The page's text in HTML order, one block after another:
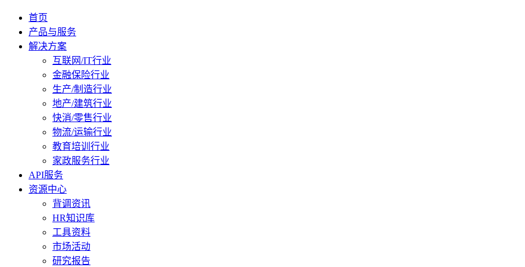
首页
产品与服务
解决方案
互联网/IT行业
金融保险行业
生产/制造行业
地产/建筑行业
快消/零售行业
物流/运输行业
教育培训行业
家政服务行业
API服务
资源中心
背调资讯
HR知识库
工具资料
市场活动
研究报告